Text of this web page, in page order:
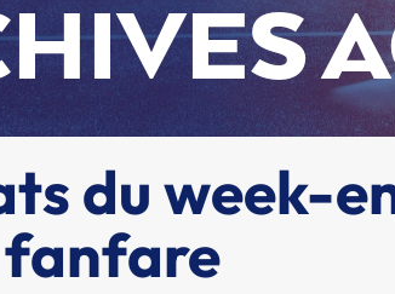
du week-
fanfare